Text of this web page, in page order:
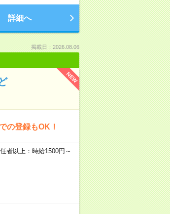
詳細へ
掲載日：2026.08.06
NEW
の登録もOK！
者以上：時給1500円～